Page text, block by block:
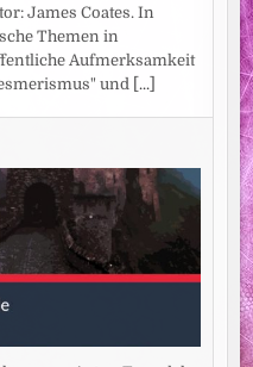
James Coates. In
Themen in
Aufmerksamkeit
und [...]